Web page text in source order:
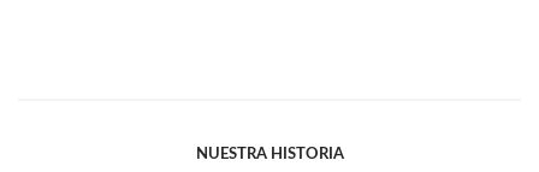
NUESTRA HISTORIA